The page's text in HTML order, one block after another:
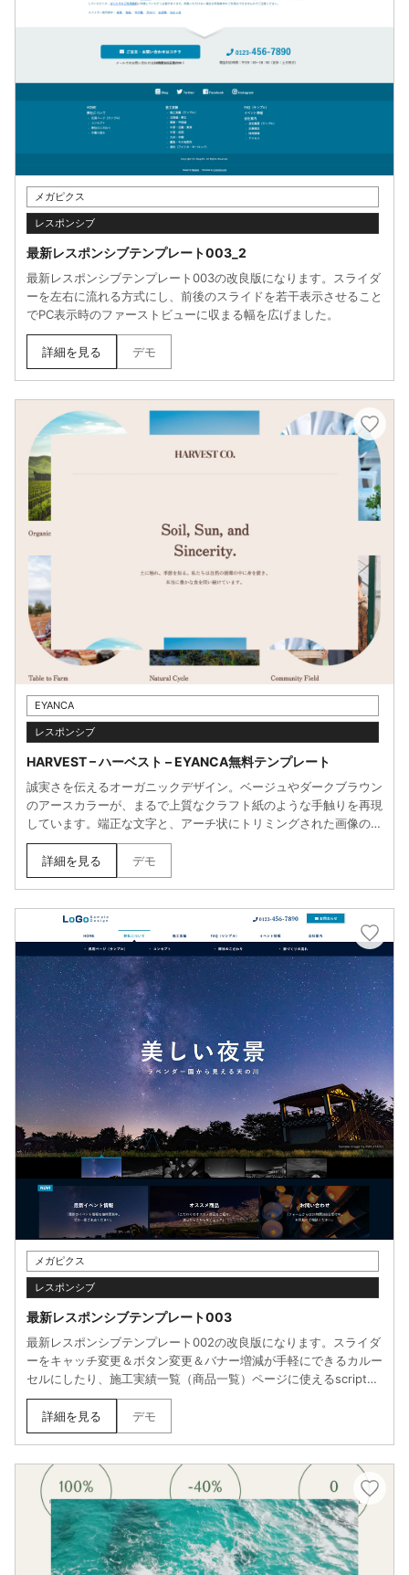
メガピクス
レスポンシブ
最新レスポンシブテンプレート003_2
最新レスポンシブテンプレート003の改良版になります。スライダ
ーを左右に流れる方式にし、前後のスライドを若干表示させること
でPC表示時のファーストビューに収まる幅を広げました。
詳細を見る デモ
EYANCA
レスポンシブ
HARVEST – ハーベスト – EYANCA無料テンプレート
誠実さを伝えるオーガニックデザイン。ベージュやダークブラウン
のアースカラーが、まるで上質なクラフト紙のような手触りを再現
しています。端正な文字と、アーチ状にトリミングされた画像のリ
ズムが、柔らかくも芯のある「信頼感」を演出。一次産業や伝統工
芸など、素材の良さを真っ直ぐに伝えたいブランドに最適です。
詳細を見る デモ
メガピクス
レスポンシブ
最新レスポンシブテンプレート003
最新レスポンシブテンプレート002の改良版になります。スライダ
ーをキャッチ変更＆ボタン変更＆バナー増減が手軽にできるカルー
セルにしたり、施工実績一覧（商品一覧）ページに使えるscriptを
実装したり、より汎用性の高いテンプレートに仕上げました。テン
プレート002と同様に、グローバルナビで（サンプル）と右側に表
示されているページ（汎用ページ、施工実績、FAQ、会社概要、お
詳細を見る デモ